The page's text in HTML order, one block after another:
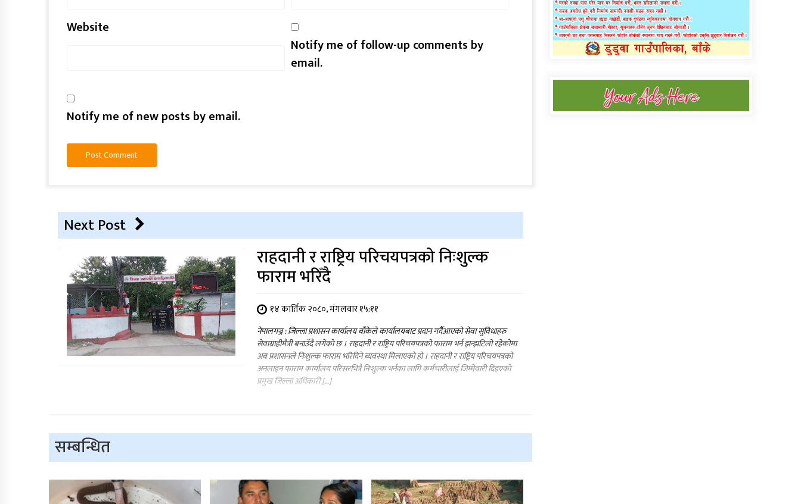
Website
Notify me of follow-up comments by
email.
Notify me of new posts by email.
Next Post
राहदानी र राष्ट्रिय परिचयपत्रको निःशुल्क
फाराम भरिँदै
१४ कार्तिक २०८०, मंगलवार १५:११
नेपालगञ्ज : जिल्ला प्रशासन कार्यालय बाँकेले कार्यालयबाट प्रदान गर्दैआएको सेवा सुविधाहरु
सेवाग्राहीमैत्री बनाउँदै लगेको छ । राहदानी र राष्ट्रिय परिचयपत्रको फाराम भर्न झन्झटिलो रहेकोमा
अब प्रशासनले निःशुल्क फाराम भरिदिने ब्यवस्था मिलाएको हो । राहदानी र राष्ट्रिय परिचयपत्रको
अनलाइन फाराम कार्यालय परिसरभित्रै निःशुल्क भर्नका लागि कर्मचारीलाई जिम्मेवारी दिइएको
प्रमुख जिल्ला अधिकारी […]
सम्बन्धित